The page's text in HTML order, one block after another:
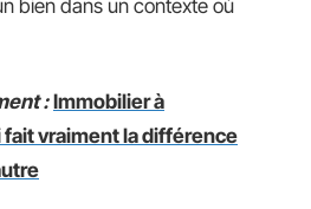
bien dans un contexte où
: Immobilier à
fait vraiment la différence